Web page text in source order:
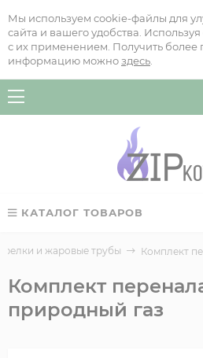
Мы используем cookie-файлы для
сайта и вашего удобства.
с их применением. Получить более
информацию можно здесь
КАТАЛОГ ТОВАРОВ
и жаровые трубы Комплект
Комплект
природный газ